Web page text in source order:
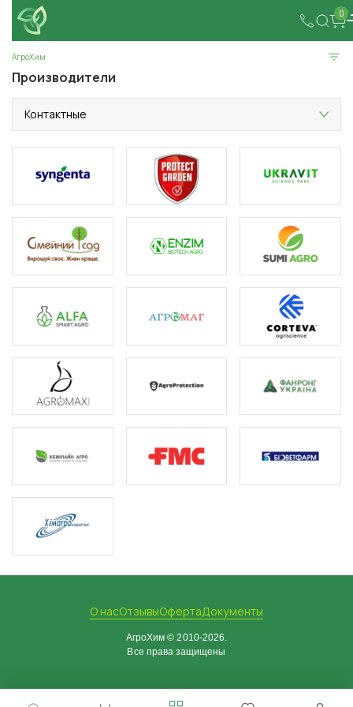
0
АгроХим
Производители
Контактные
О насОтзывыОфертаДокументы
АгроХим © 2010-2026.
Все права защищены